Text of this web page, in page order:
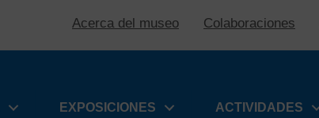
Acerca del museo Colaboraciones
EXPOSICIONES ACTIVIDADES